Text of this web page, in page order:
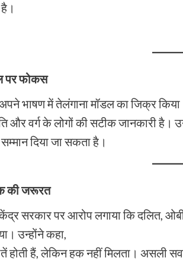
पर फोकस
भाषण में तेलंगाना मॉडल का जिक्र
और वर्ग के लोगों की सटीक जानकारी है।
दिया जा सकता है।
की जरूरत
केंद्र सरकार पर आरोप लगाया कि दलित,
उन्होंने कहा,
होती हैं, लेकिन हक नहीं मिलता। असली